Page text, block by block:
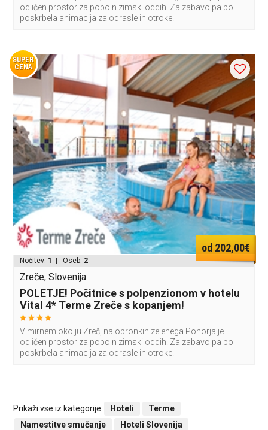
odličen prostor za popoln zimski oddih. Za zabavo pa bo
poskrbela animacija za odrasle in otroke.
SUPER
CENA
od 202,00€
Nočitev: 1 | Oseb: 2
Zreče, Slovenija
POLETJE! Počitnice s polpenzionom v hotelu
Vital 4* Terme Zreče s kopanjem!
V mirnem okolju Zreč, na obronkih zelenega Pohorja je
odličen prostor za popoln zimski oddih. Za zabavo pa bo
poskrbela animacija za odrasle in otroke.
Prikaži vse iz kategorije: Hoteli
Terme
Namestitve smučanje
Hoteli Slovenija